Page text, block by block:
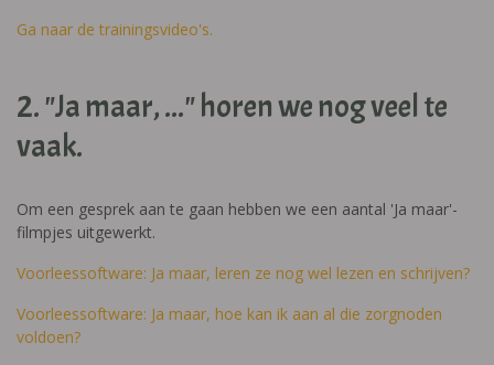
Ga naar de trainingsvideo's.
2. "Ja maar, ..." horen we nog veel te
vaak.
Om een gesprek aan te gaan hebben we een aantal 'Ja maar'-
filmpjes uitgewerkt.
Voorleessoftware: Ja maar, leren ze nog wel lezen en schrijven?
Voorleessoftware: Ja maar, hoe kan ik aan al die zorgnoden
voldoen?